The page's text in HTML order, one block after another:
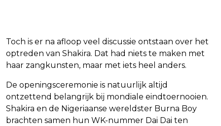
Toch is er na afloop veel discussie ontstaan over het
optreden van Shakira. Dat had niets te maken met
haar zangkunsten, maar met iets heel anders.
De openingsceremonie is natuurlijk altijd
ontzettend belangrijk bij mondiale eindtoernooien.
Shakira en de Nigeriaanse wereldster Burna Boy
brachten samen hun WK-nummer Dai Dai ten